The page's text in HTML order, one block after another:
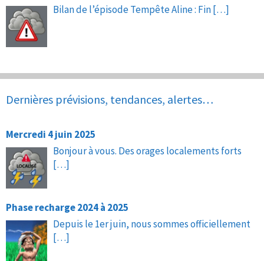
Bilan de l’épisode Tempête Aline : Fin[…]
Dernières prévisions, tendances, alertes…
Mercredi 4 juin 2025
Bonjour à vous. Des orages localements forts
[…]
Phase recharge 2024 à 2025
Depuis le 1er juin, nous sommes officiellement
[…]